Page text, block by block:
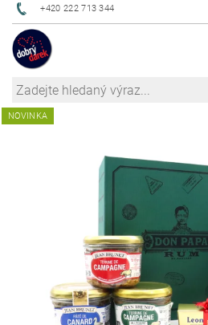
+420 222 713 344
NOVINKA